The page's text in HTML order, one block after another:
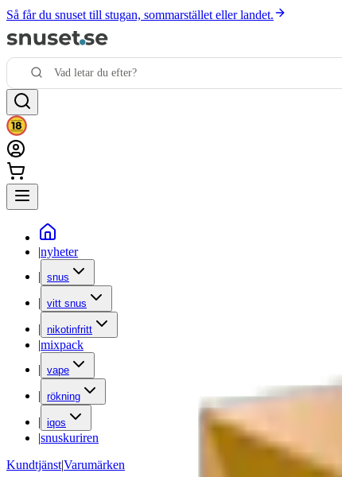
Så får du snuset till stugan, sommarstället eller landet.
|nyheter
| snus
| vitt snus
| nikotinfritt
|mixpack
| vape
| rökning
| iqos
|snuskuriren
Kundtjänst|Varumärken